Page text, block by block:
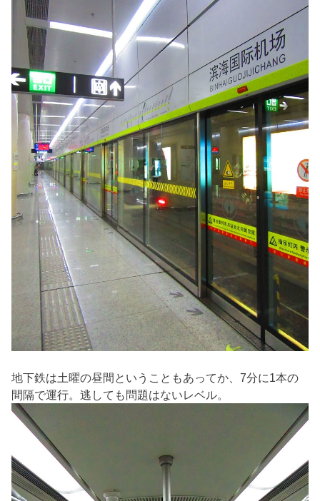
地下鉄は土曜の昼間ということもあってか、7分に1本の
間隔で運行。逃しても問題はないレベル。